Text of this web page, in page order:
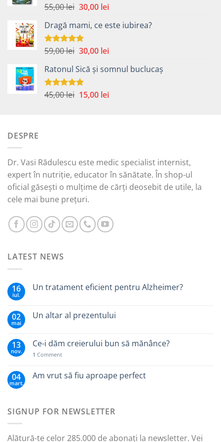
Evaluat la
55,00lei Prețul
a
fost:
55,00 lei.
30,00 leiPrețul
este:
Dragă mami, ce este iubirea?
Evaluat la
59,00lei Prețul
a
fost:
59,00 lei.
30,00 leiPrețul
este:
Ratonul Sică și somnul buclucaș
Evaluat la
45,00lei Prețul
15,00 leiPrețul
DESPRE
Dr. Vasi Rădulescu este medic specialist internist,
expert în nutriție, educator în sănătate. În shop-ul
oficial găsești o mulțime de cărți deosebit de utile, la
cele mai bune prețuri.
LATEST NEWS
16
iul.
Un tratament eficient pentru Alzheimer?
02
mai
Un altar al prezentului
13
nov.
Ce-i dăm creierului bun să mănânce?
1 Comment
04
mart.
Am vrut să fiu aproape perfect
SIGNUP FOR NEWSLETTER
Alătură-te celor 285.000 de abonați la newsletter. Vei